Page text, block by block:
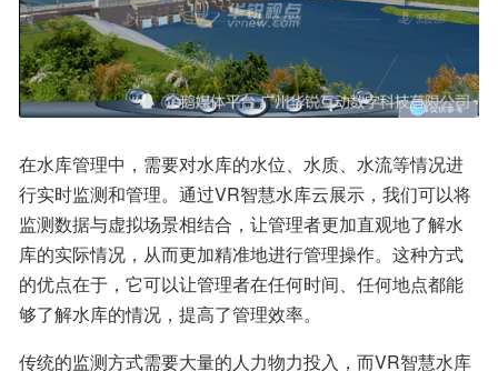
在水库管理中，需要对水库的水位、水质、水流等情况进
行实时监测和管理。通过VR智慧水库云展示，我们可以将
监测数据与虚拟场景相结合，让管理者更加直观地了解水
库的实际情况，从而更加精准地进行管理操作。这种方式
的优点在于，它可以让管理者在任何时间、任何地点都能
够了解水库的情况，提高了管理效率。
传统的监测方式需要大量的人力物力投入，而VR智慧水库